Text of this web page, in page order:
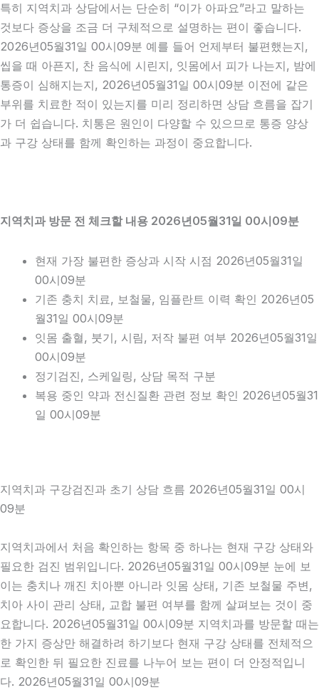
특히 지역치과 상담에서는 단순히 “이가 아파요”라고 말하는
것보다 증상을 조금 더 구체적으로 설명하는 편이 좋습니다.
2026년05월31일 00시09분 예를 들어 언제부터 불편했는지,
씹을 때 아픈지, 찬 음식에 시린지, 잇몸에서 피가 나는지, 밤에
통증이 심해지는지, 2026년05월31일 00시09분 이전에 같은
부위를 치료한 적이 있는지를 미리 정리하면 상담 흐름을 잡기
가 더 쉽습니다. 치통은 원인이 다양할 수 있으므로 통증 양상
과 구강 상태를 함께 확인하는 과정이 중요합니다.
지역치과 방문 전 체크할 내용 2026년05월31일 00시09분
현재 가장 불편한 증상과 시작 시점 2026년05월31일
00시09분
기존 충치 치료, 보철물, 임플란트 이력 확인 2026년05
월31일 00시09분
잇몸 출혈, 붓기, 시림, 저작 불편 여부 2026년05월31일
00시09분
정기검진, 스케일링, 상담 목적 구분
복용 중인 약과 전신질환 관련 정보 확인 2026년05월31
일 00시09분
지역치과 구강검진과 초기 상담 흐름 2026년05월31일 00시
09분
지역치과에서 처음 확인하는 항목 중 하나는 현재 구강 상태와
필요한 검진 범위입니다. 2026년05월31일 00시09분 눈에 보
이는 충치나 깨진 치아뿐 아니라 잇몸 상태, 기존 보철물 주변,
치아 사이 관리 상태, 교합 불편 여부를 함께 살펴보는 것이 중
요합니다. 2026년05월31일 00시09분 지역치과를 방문할 때는
한 가지 증상만 해결하려 하기보다 현재 구강 상태를 전체적으
로 확인한 뒤 필요한 진료를 나누어 보는 편이 더 안정적입니
다. 2026년05월31일 00시09분